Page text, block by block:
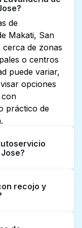
de
Makati, San
cerca de zonas
o centros
puede variar,
opciones
con
práctico de
pero no
Revisar
abierta
recojo y